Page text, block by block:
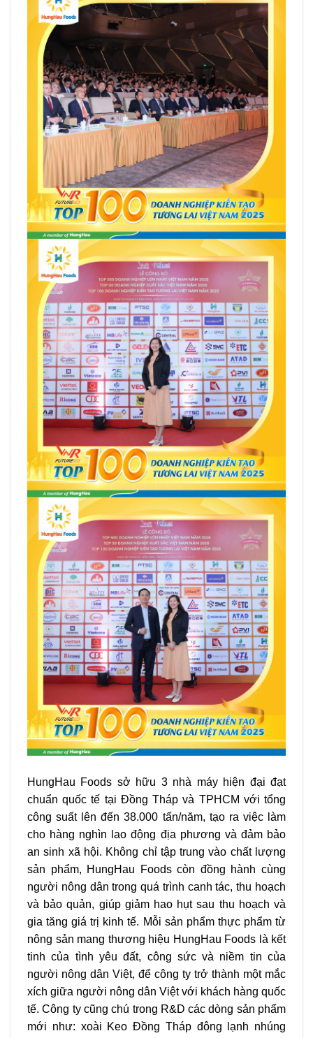
HungHau Foods sở hữu 3 nhà máy hiện đại đạt
chuẩn quốc tế tại Đồng Tháp và TPHCM với tổng
công suất lên đến 38.000 tấn/năm, tạo ra việc làm
cho hàng nghìn lao động địa phương và đảm bảo
an sinh xã hội. Không chỉ tập trung vào chất lượng
sản phẩm, HungHau Foods còn đồng hành cùng
người nông dân trong quá trình canh tác, thu hoạch
và bảo quản, giúp giảm hao hụt sau thu hoạch và
gia tăng giá trị kinh tế. Mỗi sản phẩm thực phẩm từ
nông sản mang thương hiệu HungHau Foods là kết
tinh của tình yêu đất, công sức và niềm tin của
người nông dân Việt, để công ty trở thành một mắc
xích giữa người nông dân Việt với khách hàng quốc
tế. Công ty cũng chú trong R&D các dòng sản phẩm
mới như: xoài Keo Đồng Tháp đông lạnh nhúng